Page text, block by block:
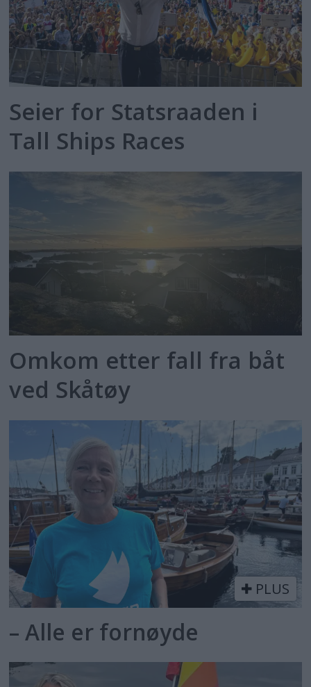
Seier for Statsraaden i
Tall Ships Races
Omkom etter fall fra båt
ved Skåtøy
PLUS
– Alle er fornøyde